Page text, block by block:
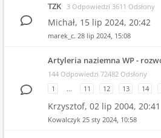
TZK 3 Odpowiedzi 3611 Odsłony
Michał, 15 lip 2024, 20:42
marek_c. 28 lip 2024, 15:08
Artyleria naziemna WP -
144 Odpowiedzi 72482 Odsłony
1
… 11 12 13 14
Krzysztof, 02 lip 2004, 20:41
Kowalczyk 25 sty 2024, 10:58